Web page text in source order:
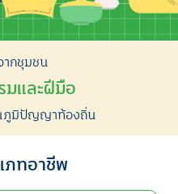
ากชุมชน
มและฝีมือ
ภูมิปัญญาท้องถิ่น
ภทอาชีพ